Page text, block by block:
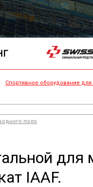
Спортивное оборудование для
поло
для
IAAF.